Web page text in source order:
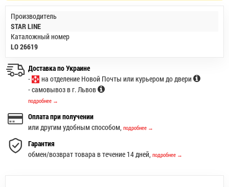
Производитель
STAR LINE
Каталожный номер
LO 26619
Доставка по Украине
-
на отделение Новой Почты или курьером до двери
- самовывоз в г. Львов
подробнее →
Оплата при получении
или другим удобным способом, подробнее →
Гарантия
обмен/возврат товара в течение 14 дней, подробнее →